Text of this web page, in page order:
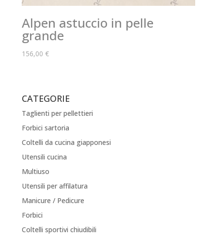
Alpen astuccio in pelle
grande
156,00 €
CATEGORIE
Taglienti per pellettieri
Forbici sartoria
Coltelli da cucina giapponesi
Utensili cucina
Multiuso
Utensili per affilatura
Manicure / Pedicure
Forbici
Coltelli sportivi chiudibili